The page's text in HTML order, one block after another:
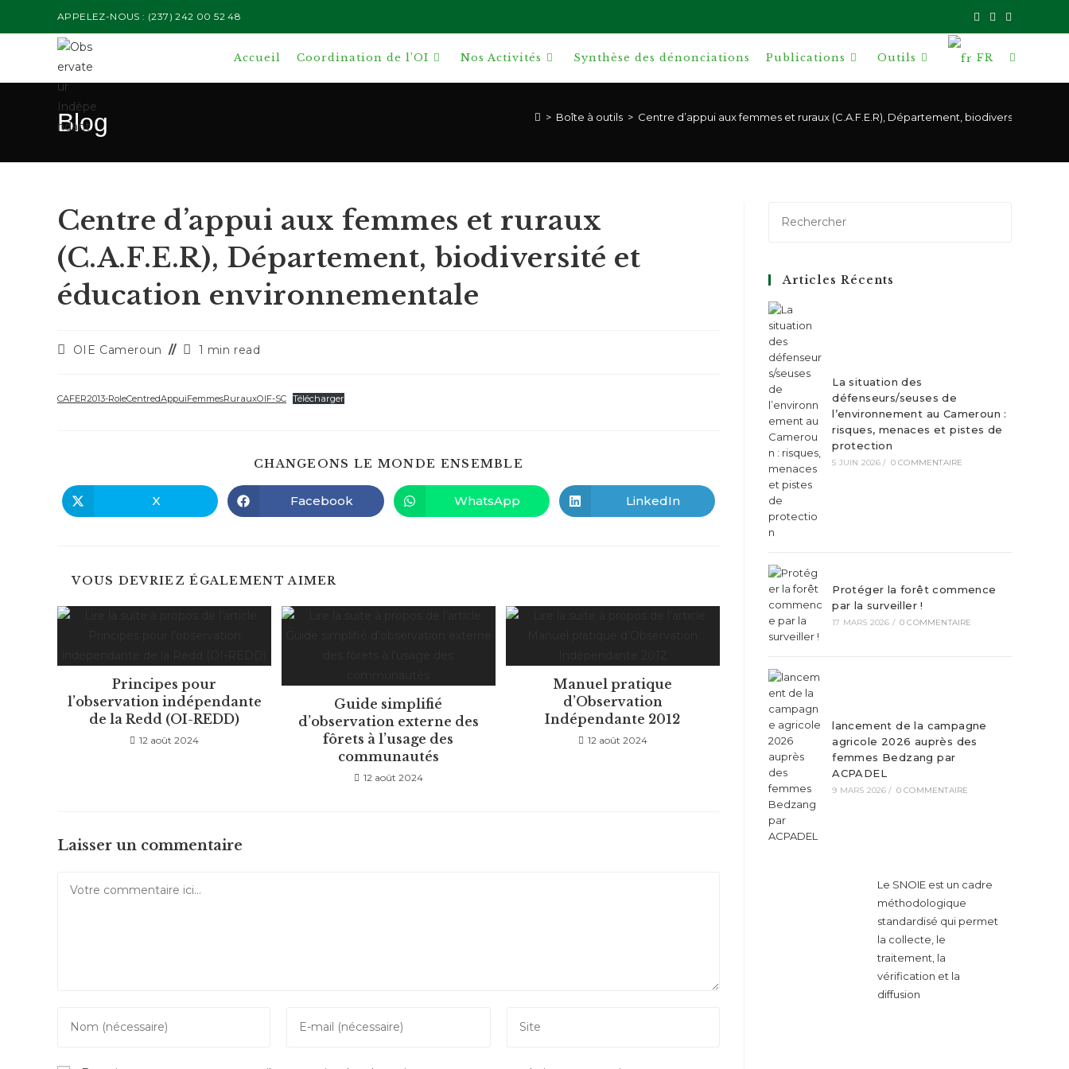
APPELEZ-NOUS : (237) 242 00 52 48
Accueil Coordination de l’OI Nos Activités Synthèse des dénonciations Publications Outils FR Toggle
Blog > Boîte à outils > Centre d’appui aux femmes et ruraux (C.A.F.E.R), Département, biodiversité et
Centre d’appui aux femmes et ruraux
(C.A.F.E.R), Département, biodiversité et
éducation environnementale
Auteur/autrice
publication :
OIE Cameroun
Temps
1 min read
CAFER2013-RoleCentredAppuiFemmesRurauxOIF-SC Télécharger
CHANGEONS LE MONDE ENSEMBLE
CONTENU
Ouvrir
dans
X Ouvrir
dans
Facebook Ouvrir
dans
WhatsApp Ouvrir
dans
LinkedIn
VOUS DEVRIEZ ÉGALEMENT AIMER
Principes pour
l’observation indépendante
de la Redd (OI-REDD)
12 août 2024
Guide simplifié
d’observation externe des
fôrets à l’usage des
communautés
12 août 2024
Manuel pratique
d’Observation
Indépendante 2012
12 août 2024
Laisser un commentaire
your
your
l’URL
Articles Récents
La situation des
défenseurs/seuses de
l’environnement au Cameroun :
risques, menaces et pistes de
protection
5 JUIN 2026 / 0 COMMENTAIRE
Protéger la forêt commence
par la surveiller !
17 MARS 2026 / 0 COMMENTAIRE
lancement de la campagne
agricole 2026 auprès des
femmes Bedzang par
ACPADEL
9 MARS 2026 / 0 COMMENTAIRE
Le SNOIE est un cadre
méthodologique
standardisé qui permet
la collecte, le
traitement, la
vérification et la
diffusion